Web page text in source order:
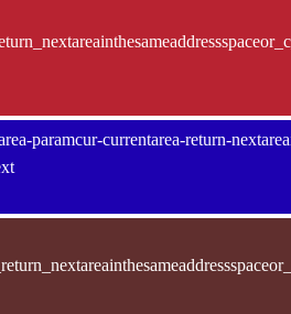
paramcur-currentarea-return-